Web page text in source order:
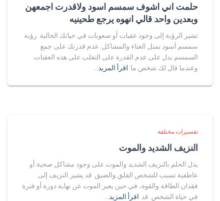
حلمت اني اشوف سمسم اسود ولاقدرت اجمعهن
وبعدين واحد قالي انهوه يرجع طحينيه
تشير الرؤية إلى وجود عقبات أو صعوبات في حياتك الحالية. رؤية
سمسم أسود يمثل العناء والمشاكل. عدم قدرتك على جمع
السمسم يدل على عدم القدرة على التغلب على هذه العقبات.
وعندما قال لك شخص ما اقرأ المزيد…
تفسيرات مختلفة
النزيف الشديد والموت
يدل الحلم بالنزيف الشديد والموت على وجود مشاكل صحية أو
عاطفية تسبب للشخص القلق والضيق. قد يشير النزيف إلى
فقدان الطاقة والقوة، في حين يعبر الموت عن نهاية دورة أو فترة
في حياة الشخص. قد اقرأ المزيد…